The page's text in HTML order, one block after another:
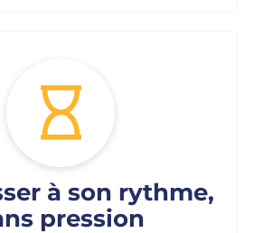
à son rythme,
pression